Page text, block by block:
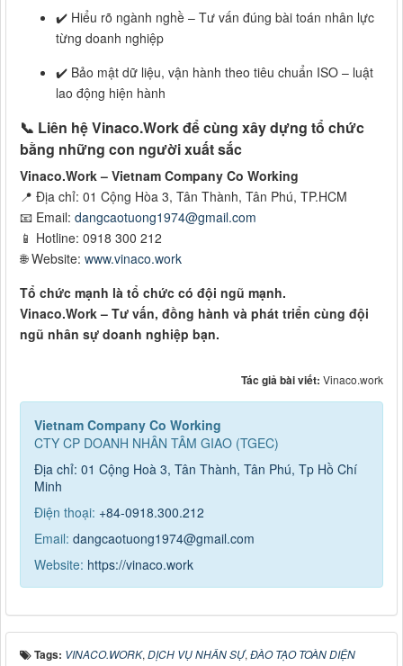
✔️ Hiểu rõ ngành nghề – Tư vấn đúng bài toán nhân lực
từng doanh nghiệp
✔️ Bảo mật dữ liệu, vận hành theo tiêu chuẩn ISO – luật
lao động hiện hành
📞 Liên hệ Vinaco.Work để cùng xây dựng tổ chức
bằng những con người xuất sắc
Vinaco.Work – Vietnam Company Co Working
📍 Địa chỉ: 01 Cộng Hòa 3, Tân Thành, Tân Phú, TP.HCM
📧 Email: dangcaotuong1974@gmail.com
📱 Hotline: 0918 300 212
🌐 Website: www.vinaco.work
Tổ chức mạnh là tổ chức có đội ngũ mạnh.
Vinaco.Work – Tư vấn, đồng hành và phát triển cùng đội
ngũ nhân sự doanh nghiệp bạn.
Tác giả bài viết: Vinaco.work
Vietnam Company Co Working
CTY CP DOANH NHÂN TÂM GIAO (TGEC)
Địa chỉ: 01 Cộng Hoà 3, Tân Thành, Tân Phú, Tp Hồ Chí
Minh
Điện thoại: +84-0918.300.212
Email: dangcaotuong1974@gmail.com
Website: https://vinaco.work
Tags: VINACO.WORK, DỊCH VỤ NHÂN SỰ, ĐÀO TẠO TOÀN DIỆN